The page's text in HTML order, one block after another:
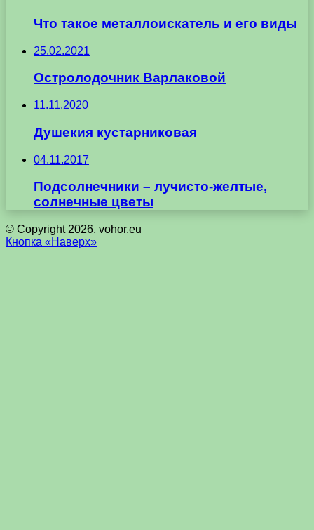
Что такое металлоискатель и его виды
25.02.2021
Остролодочник Варлаковой
11.11.2020
Душекия кустарниковая
04.11.2017
Подсолнечники – лучисто-желтые,
солнечные цветы
© Copyright 2026, vohor.eu
Кнопка «Наверх»